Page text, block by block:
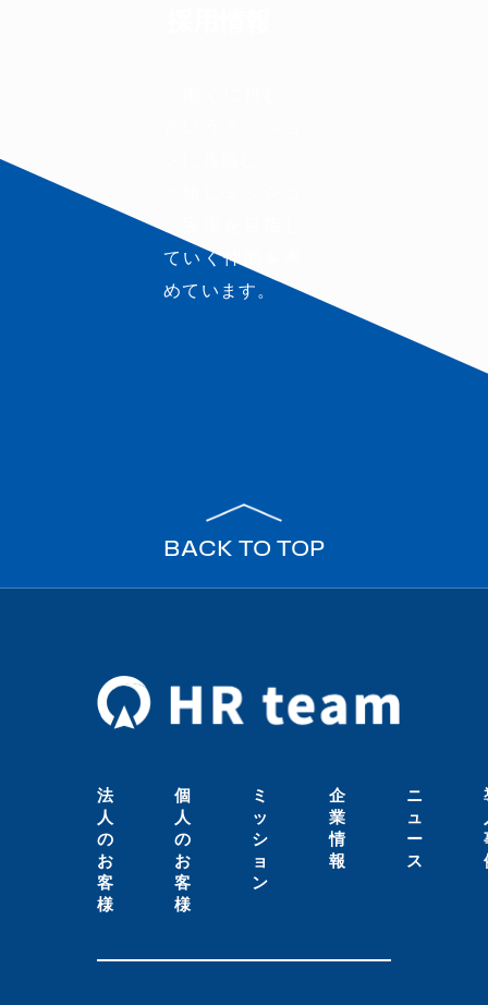
ていく仲間を求
めています。
BACK TO TOP
法
人
の
お
客
様
個
人
の
お
客
様
ミ
ッ
シ
ョ
ン
企
業
情
報
ニ
ュ
ー
ス